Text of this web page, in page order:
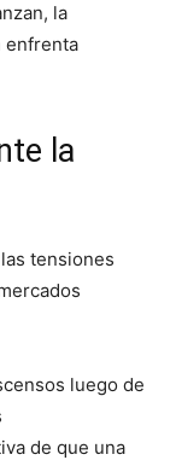
la
enfrenta
la
tensiones
luego de
de que una